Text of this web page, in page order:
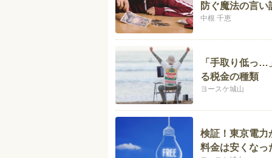
防ぐ魔法の言い
中根 千恵
「手取り低っ
る税金の種類
ヨースケ城山
検証！東京電力
料金は安くなっ